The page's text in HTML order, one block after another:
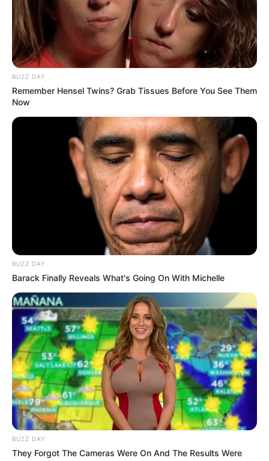
10 Nama Panggilan Dalam
Bahasa Korea, Banyak Dipakai
13 Juli 2022
Setiap negara memiliki nama panggilan tersendiri untuk orang
lain. Beberapa panggilan ini bisa digunakan untuk orang yang
lebih tua, lebih muda atau seumuran tergantung jenis kelamin
masing-masing.
Namun panggilan ini tak sama setiap negara, misalnya kalau di
Indonesia memanggil orang tua perempuan dengan ibu, lain
halnya di Korea yang memanggil Omoni.
Mungkin panggilan tersebut sangat asing di telinga, tapi bagi
penggemar drakor panggilan itu sudah tak asing lagi. Tak hanya
BUZZ DAY
Remember Hensel Twins? Grab Tissues Before You See Them
Now
BUZZ DAY
Barack Finally Reveals What's Going On With Michelle
BUZZ DAY
They Forgot The Cameras Were On And The Results Were